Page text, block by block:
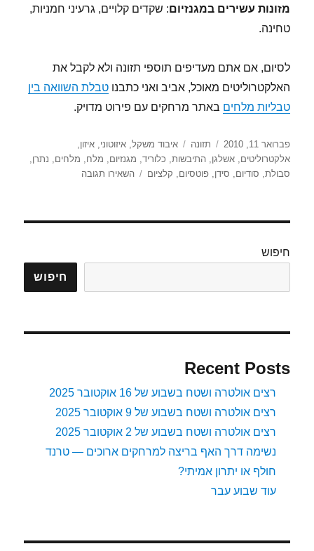
מזונות עשירים במגנזיום: שקדים קלויים, גרעיני חמניות,
טחינה.
לסיום, אם אתם מעדיפים תוספי תזונה ולא לקבל את
האלקטרוליטים מאוכל, אביב ואני כתבנוטבלת השוואה בין
טבליות מלחים באתר מרחקים עם פירוט מדויק.
פורסם
בתאריך
פברואר 11, 2010 קטגוריות
תזונה תגיות
איבוד משקל ,איזוטוני ,איזון
אלקטרוליטים ,אשלגן ,התיבשות כלוריד מגנזיום מלח מלחים נתרן
סבולת סודיום סידן ,פוטסיום קלציום השאירו תגובה
חיפוש
חיפוש
Recent Posts
רצים אולטרה ושטח בשבוע של 16 אוקטובר 2025
רצים אולטרה ושטח בשבוע של 9 אוקטובר 2025
רצים אולטרה ושטח בשבוע של 2 אוקטובר 2025
נשימה דרך האף בריצה למרחקים ארוכים — טרנד
חולף או יתרון אמיתי?
עוד שבוע עבר